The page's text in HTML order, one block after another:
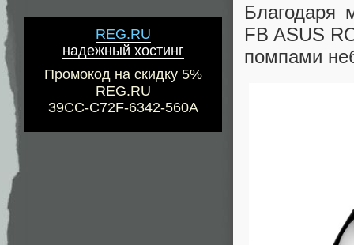
REG.RU
надежный хостинг
Промокод на скидку 5%
REG.RU
39CC-C72F-6342-560A
Благодаря
FB ASUS
помпами